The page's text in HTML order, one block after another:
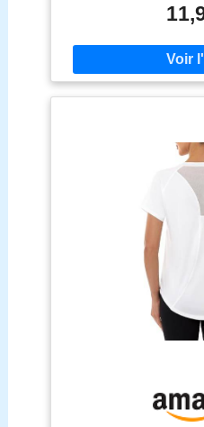
confortable à porter. 【
Les t-shirts de sport
ourlet rond spécial et
dos. L'ourlet rond offre
rapport aux
conception en maille
d'évacuation de
peau sèche pendant le
le haut de yoga à col
supplémentaire, l'ourlet
peut cacher votre
votre corps, apportant
élégant. C'est un
Vous rend plus
【Occasion】ce haut
fait pour s'entraîner,
s'accorde
leggings, shorts et
l'exercice, du trekking,
randonnée, du vélo,
une variété de couleurs.
vérifier attentivement